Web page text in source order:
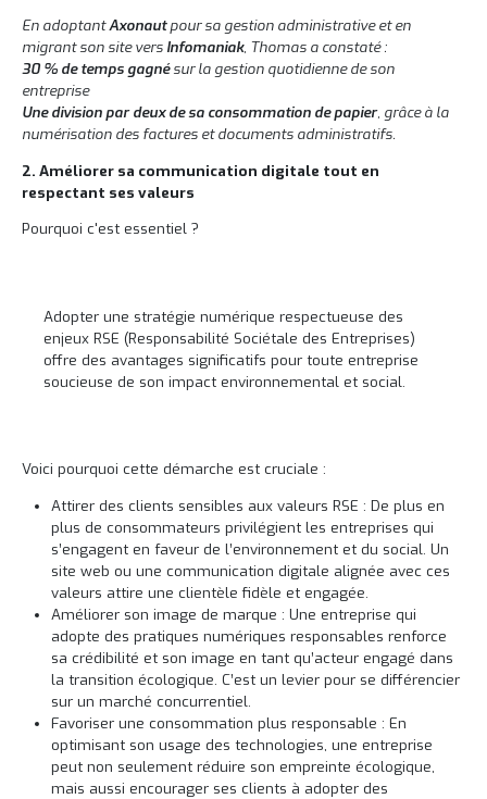
En adoptantAxonautpour sa gestion administrative et en
migrant son site vers Infomaniak, Thomas a constaté :
30 % de temps gagnésur la gestion quotidienne de son
entreprise
Une division par deux de sa consommation de papier, grâce à la
numérisation des factures et documents administratifs.
2. Améliorer sa communication digitale tout en
respectant ses valeurs
Pourquoi c'est essentiel ?
Adopter une stratégie numérique respectueuse des
enjeux RSE (Responsabilité Sociétale des Entreprises)
offre des avantages significatifs pour toute entreprise
soucieuse de son impact environnemental et social.
Voici pourquoi cette démarche est cruciale :
Attirer des clients sensibles aux valeurs RSE : De plus en
plus de consommateurs privilégient les entreprises qui
s’engagent en faveur de l’environnement et du social. Un
site web ou une communication digitale alignée avec ces
valeurs attire une clientèle fidèle et engagée.
Améliorer son image de marque : Une entreprise qui
adopte des pratiques numériques responsables renforce
sa crédibilité et son image en tant qu’acteur engagé dans
la transition écologique. C’est un levier pour se différencier
sur un marché concurrentiel.
Favoriser une consommation plus responsable : En
optimisant son usage des technologies, une entreprise
peut non seulement réduire son empreinte écologique,
mais aussi encourager ses clients à adopter des